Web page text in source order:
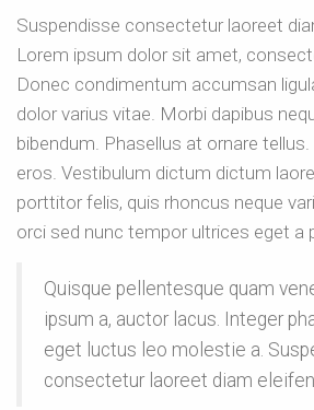
Suspendisse consectetur laoreet
Lorem ipsum dolor sit amet,
Donec condimentum accumsan
dolor varius vitae. Morbi dapibus
bibendum. Phasellus at ornare tellus.
eros. Vestibulum dictum dictum
porttitor felis, quis rhoncus neque
orci sed nunc tempor ultrices eget a
Quisque pellentesque quam
ipsum a, auctor lacus. Integer
eget luctus leo molestie a.
consectetur laoreet diam